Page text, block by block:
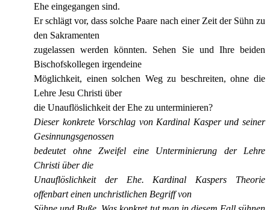
Ehe eingegangen sind.
Er schlägt vor, dass solche Paare nach einer Zeit der Sühn zu
den Sakramenten
zugelassen werden könnten. Sehen Sie und Ihre beiden
Bischofskollegen irgendeine
Möglichkeit, einen solchen Weg zu beschreiten, ohne die
Lehre Jesu Christi über
die Unauflöslichkeit der Ehe zu unterminieren?
Dieser konkrete Vorschlag von Kardinal Kasper und seiner
Gesinnungsgenossen
bedeutet ohne Zweifel eine Unterminierung der Lehre
Christi über die
Unauflöslichkeit der Ehe. Kardinal Kaspers Theorie
offenbart einen unchristlichen Begriff von